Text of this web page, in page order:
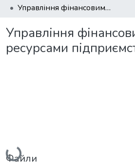
Управління фінансовими ресурсами підприємства
Управління
ресурсами
Вантажиться...
Файли